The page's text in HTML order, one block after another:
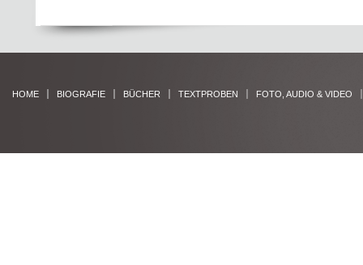
HOME BIOGRAFIE BÜCHER TEXTPROBEN FOTO, AUDIO & VIDEO